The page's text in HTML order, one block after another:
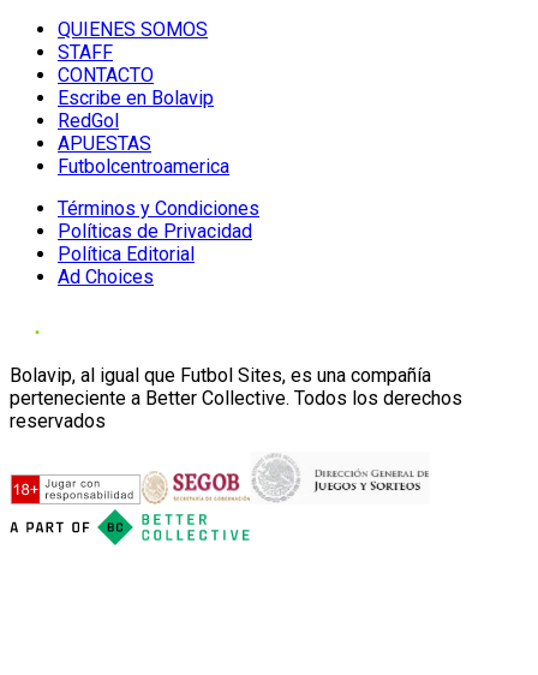
QUIENES SOMOS
STAFF
CONTACTO
Escribe en Bolavip
RedGol
APUESTAS
Futbolcentroamerica
Términos y Condiciones
Políticas de Privacidad
Política Editorial
Ad Choices
Bolavip, al igual que Futbol Sites, es una compañía
perteneciente a Better Collective. Todos los derechos
reservados